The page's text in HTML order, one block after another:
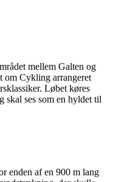
mellem Galten og
om Cykling arrangeret
Løbet køres
skal ses som en hyldet til
enden af en 900 m lang